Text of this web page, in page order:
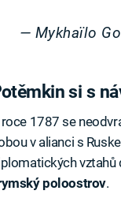
— Mykhaïlo
si s
1787 se
v alianci s
vztahů
poloostrov.